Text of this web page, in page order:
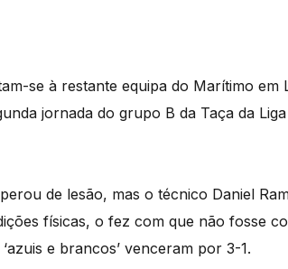
se à restante equipa do Marítimo
jornada do grupo B da Taça da
de lesão, mas o técnico Daniel
físicas, o fez com que não fosse
e brancos’ venceram por 3-1.